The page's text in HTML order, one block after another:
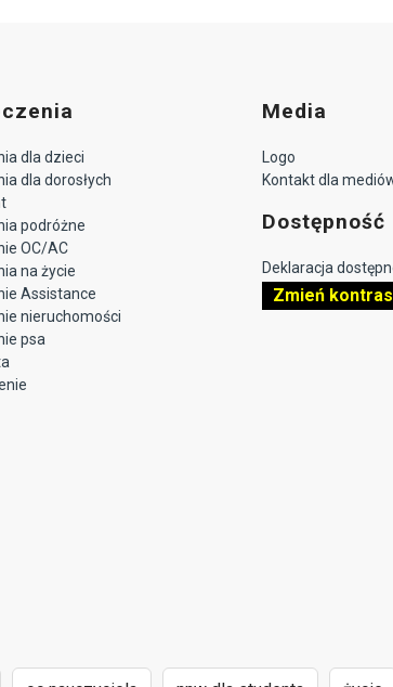
dla dzieci
dla dorosłych
podróżne
OC/AC
na życie
Assistance
nieruchomości
psa
Media
Logo
Kontakt dla
Dostępność
Deklaracja
Zmień